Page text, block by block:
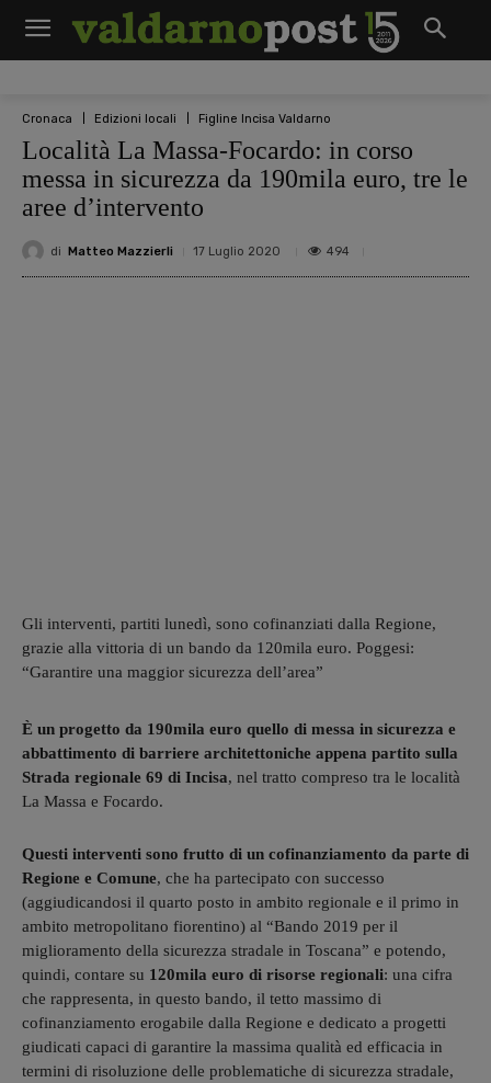
Cronaca Edizioni locali Figline Incisa Valdarno
Località La Massa-Focardo: in corso
messa in sicurezza da 190mila euro, tre le
aree d’intervento
di Matteo Mazzierli 17 Luglio 2020 494
Gli interventi, partiti lunedì, sono cofinanziati dalla Regione,
grazie alla vittoria di un bando da 120mila euro. Poggesi:
“Garantire una maggior sicurezza dell’area”
È un progetto da 190mila euro quello di messa in sicurezza e
abbattimento di barriere architettoniche appena partito sulla
Strada regionale 69 di Incisa, nel tratto compreso tra le località
La Massa e Focardo.
Questi interventi sono frutto di un cofinanziamento da parte di
Regione e Comune, che ha partecipato con successo
(aggiudicandosi il quarto posto in ambito regionale e il primo in
ambito metropolitano fiorentino) al “Bando 2019 per il
miglioramento della sicurezza stradale in Toscana” e potendo,
quindi, contare su 120mila euro di risorse regionali: una cifra
che rappresenta, in questo bando, il tetto massimo di
cofinanziamento erogabile dalla Regione e dedicato a progetti
giudicati capaci di garantire la massima qualità ed efficacia in
termini di risoluzione delle problematiche di sicurezza stradale,